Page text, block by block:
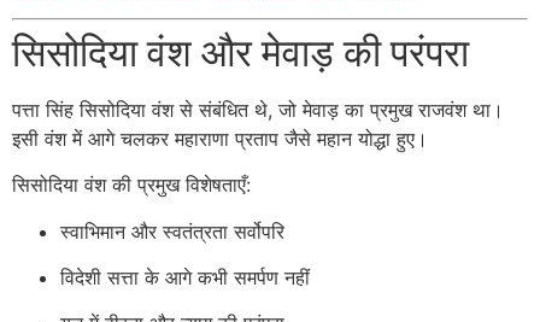
सिसोदिया वंश और मेवाड़ की परंपरा
पत्ता सिंह सिसोदिया वंश से संबंधित थे, जो मेवाड़ का प्रमुख राजवंश था।
इसी वंश में आगे चलकर महाराणा प्रताप जैसे महान योद्धा हुए।
सिसोदिया वंश की प्रमुख विशेषताएँ:
स्वाभिमान और स्वतंत्रता सर्वोपरि
विदेशी सत्ता के आगे कभी समर्पण नहीं